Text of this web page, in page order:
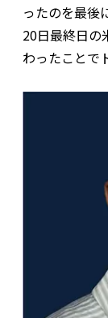
ったのを最後
20日最終日の
わったことで